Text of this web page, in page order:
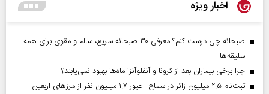
اخبار ویژه
صبحانه چی درست کنم؟ معرفی ۳۰ صبحانه سریع، سالم و مقوی برای همه
سلیقه‌ها
چرا برخی بیماران بعد از کرونا و آنفلوآنزا ماه‌ها بهبود نمی‌یابند؟
ثبت‌نام ۲.۵ میلیون زائر در سماح | عبور ۱.۷ میلیون نفر از مرز‌های اربعین